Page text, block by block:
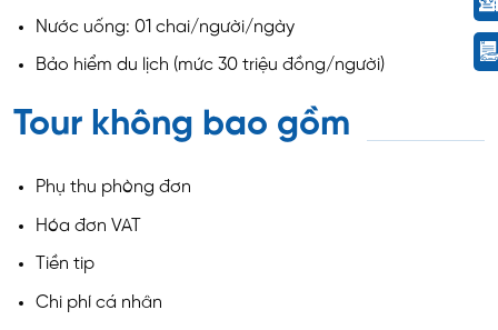
Nước uống: 01 chai/người/ngày
Bảo hiểm du lịch (mức 30 triệu đồng/người)
Tour không bao gồm
Phụ thu phòng đơn
Hóa đơn VAT
Tiền tip
Chi phí cá nhân